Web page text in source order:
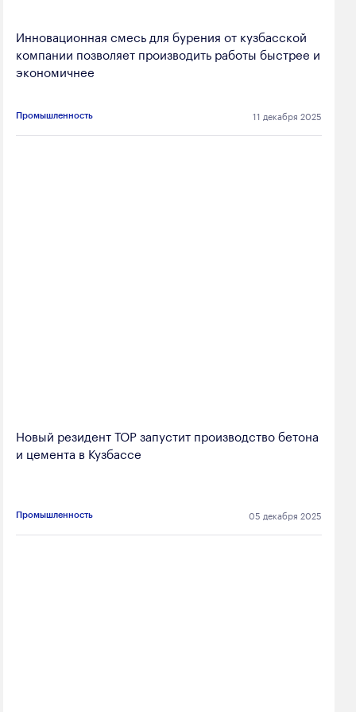
Инновационная смесь для бурения от кузбасской
компании позволяет производить работы быстрее и
экономичнее
Промышленность 11 декабря 2025
Новый резидент ТОР запустит производство бетона
и цемента в Кузбассе
Промышленность 05 декабря 2025